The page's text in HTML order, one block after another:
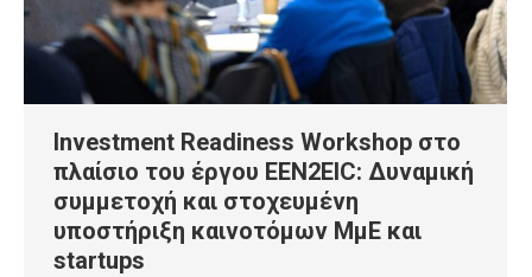
Investment Readiness Workshop στο
πλαίσιο του έργου EEN2EIC: Δυναμική
συμμετοχή και στοχευμένη
υποστήριξη καινοτόμων ΜμΕ και
startups